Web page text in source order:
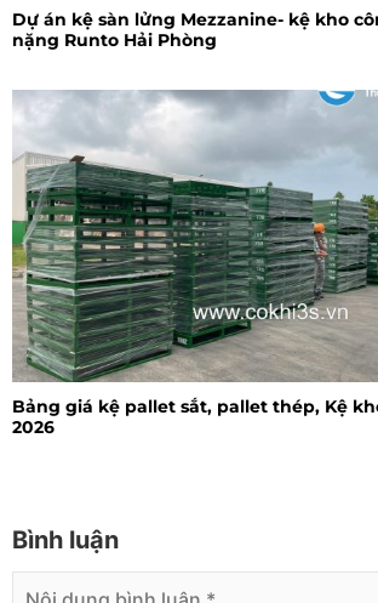
Dự án kệ sàn lửng Mezzanine- kệ kho
nặng Runto Hải Phòng
Bảng giá kệ pallet sắt, pallet thép, Kệ
2026
Bình luận